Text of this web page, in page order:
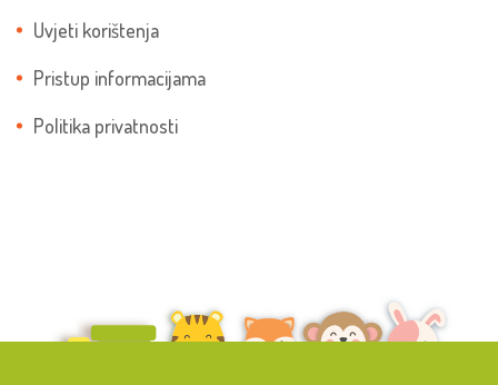
Uvjeti korištenja
Pristup informacijama
Politika privatnosti